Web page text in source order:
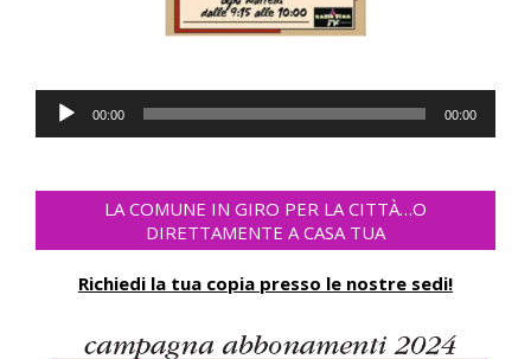
Audio-
Player
00:00 00:00
LA COMUNE IN GIRO PER LA CITTÀ…O
DIRETTAMENTE A CASA TUA
Richiedi la tua copia presso le nostre sedi!